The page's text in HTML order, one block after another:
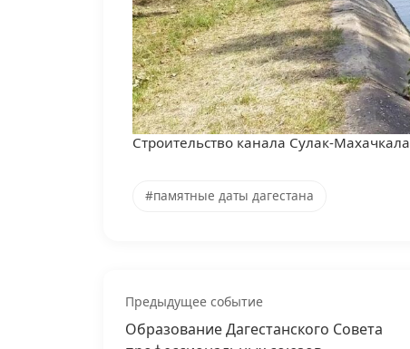
Строительство канала Сулак-Махачкала
#памятные даты дагестана
Предыдущее событие
Образование Дагестанского Совета